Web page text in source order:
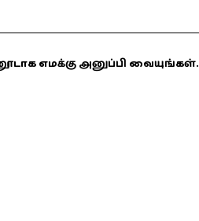
எமக்கு அனுப்பி வையுங்கள்.